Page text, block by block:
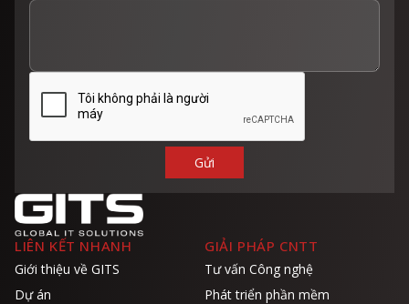
LIÊN KẾT NHANH
Giới thiệu về GITS
Dự án
GIẢI PHÁP CNTT
Tư vấn Công nghệ
Phát triển phần mềm